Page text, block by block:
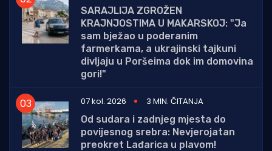
SARAJLIJA ZGROŽEN
KRAJNJOSTIMA U MAKARSKOJ: "Ja
sam bježao u poderanim
farmerkama, a ukrajinski tajkuni
divljaju u Poršeima dok im domovina
gori!"
07 kol. 2026
3 MIN. ČITANJA
Od sudara i zadnjeg mjesta do
povijesnog srebra: Nevjerojatan
preokret Lađarica u plavom!